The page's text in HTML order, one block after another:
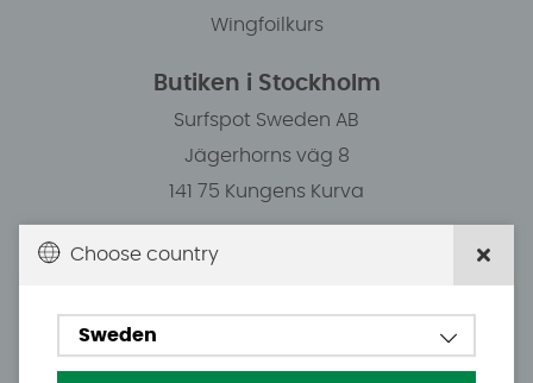
Wingfoilkurs
Butiken i Stockholm
Surfspot Sweden AB
Jägerhorns väg 8
141 75 Kungens Kurva
Öppettider/Kundservice
Tisdag: 11.00-18.30
Choose country
Sweden